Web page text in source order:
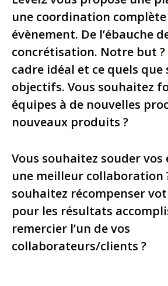
une coordination
évènement. De l’ébauche
concrétisation. Notre but
cadre idéal et ce quels que
objectifs. Vous souhaitez
équipes à de nouvelles
nouveaux produits ?
Vous souhaitez souder
une meilleur collaboration
souhaitez récompenser
pour les résultats
remercier l’un de vos
collaborateurs/clients ?